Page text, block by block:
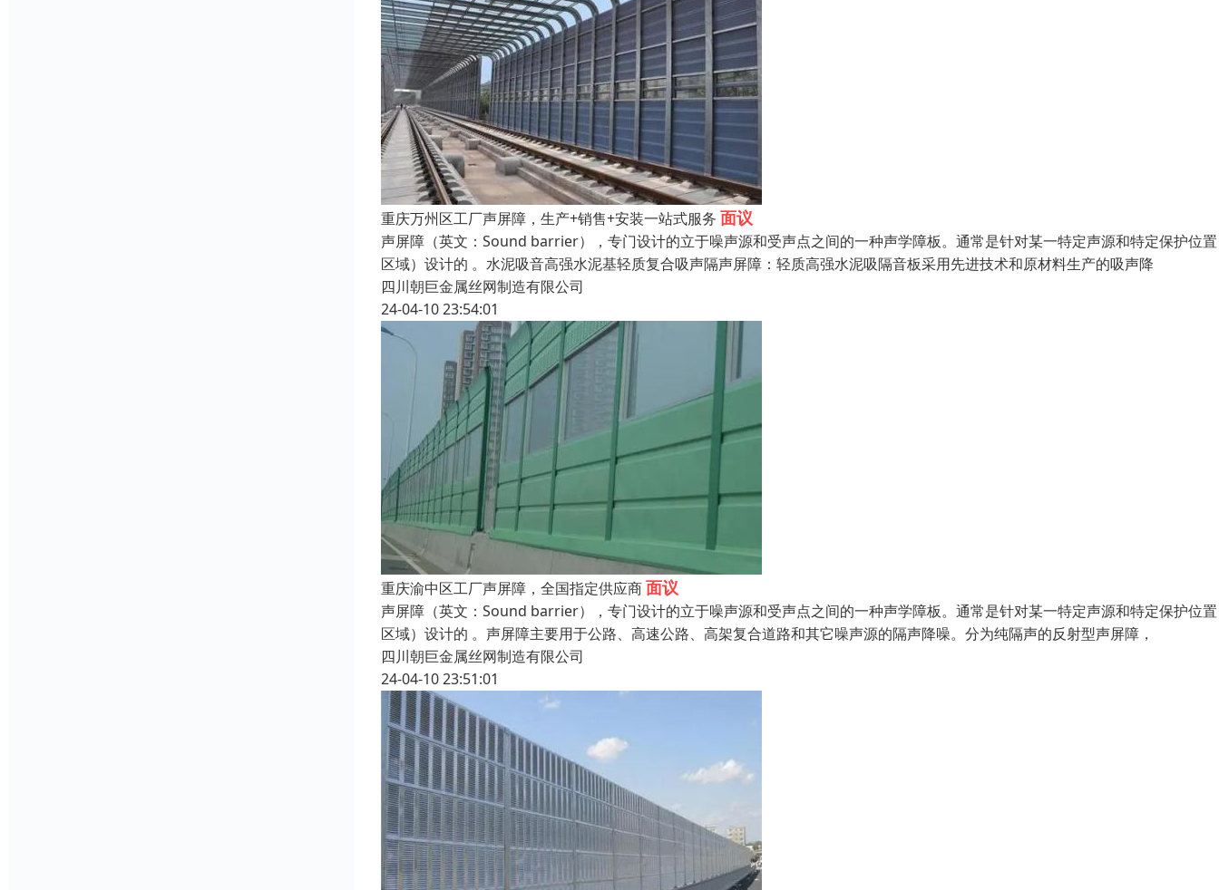
重庆万州区工厂声屏障，生产+销售+安装一站式服务 面议
声屏障（英文：Sound barrier），专门设计的立于噪声源和受声点之间的一种声学障板。通常是针对某一特定声源和特定保护位
区域）设计的 。水泥吸音高强水泥基轻质复合吸声隔声屏障：轻质高强水泥吸隔音板采用先进技术和原材料生产的吸声降
四川朝巨金属丝网制造有限公司
24-04-10 23:54:01
重庆渝中区工厂声屏障，全国指定供应商面议
声屏障（英文：Sound barrier），专门设计的立于噪声源和受声点之间的一种声学障板。通常是针对某一特定声源和特定保护位
区域）设计的 。声屏障主要用于公路、高速公路、高架复合道路和其它噪声源的隔声降噪。分为纯隔声的反射型声屏障，
四川朝巨金属丝网制造有限公司
24-04-10 23:51:01